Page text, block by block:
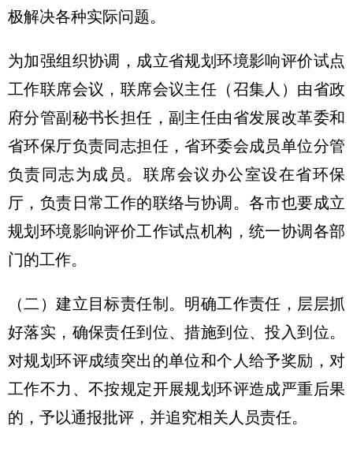
极解决各种实际问题。
为加强组织协调，成立省规划环境影响评价试点
工作联席会议，联席会议主任（召集人）由省政
府分管副秘书长担任，副主任由省发展改革委和
省环保厅负责同志担任，省环委会成员单位分管
负责同志为成员。联席会议办公室设在省环保
厅，负责日常工作的联络与协调。各市也要成立
规划环境影响评价工作试点机构，统一协调各部
门的工作。
（二）建立目标责任制。明确工作责任，层层抓
好落实，确保责任到位、措施到位、投入到位。
对规划环评成绩突出的单位和个人给予奖励，对
工作不力、不按规定开展规划环评造成严重后果
的，予以通报批评，并追究相关人员责任。